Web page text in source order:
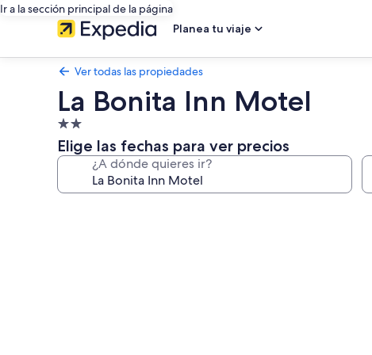
Ir a la sección principal de la página
Planea tu viaje
Ver todas las propiedades
La Bonita Inn Motel
Propiedad
de
2.0
estrellas
Elige las fechas para ver precios
¿A dónde quieres ir?